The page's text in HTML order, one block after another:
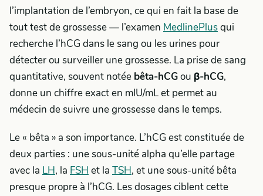
l’implantation de l’embryon, ce qui en fait la base de
tout test de grossesse — l’examen MedlinePlusqui
recherche l’hCG dans le sang ou les urines pour
détecter ou surveiller une grossesse. La prise de sang
quantitative, souvent notée bêta-hCGou β-hCG,
donne un chiffre exact en mIU/mL et permet au
médecin de suivre une grossesse dans le temps.
Le « bêta » a son importance. L’hCG est constituée de
deux parties : une sous-unité alpha qu’elle partage
avec la LH, la FSH et la TSH, et une sous-unité bêta
presque propre à l’hCG. Les dosages ciblent cette